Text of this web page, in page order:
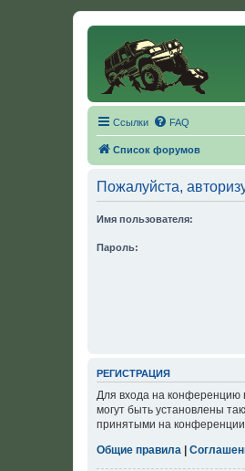
Ссылки FAQ
Список форумов
Пожалуйста,
Имя пользователя:
Пароль:
РЕГИСТРАЦИЯ
Для входа на конференцию
могут быть установлены
принятыми на
Общие правила |